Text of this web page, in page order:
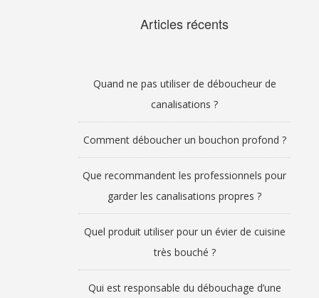
Articles récents
Quand ne pas utiliser de déboucheur de
canalisations ?
Comment déboucher un bouchon profond ?
Que recommandent les professionnels pour
garder les canalisations propres ?
Quel produit utiliser pour un évier de cuisine
très bouché ?
Qui est responsable du débouchage d’une